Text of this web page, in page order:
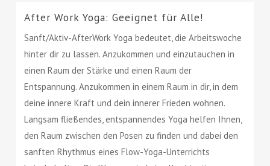
After Work Yoga: Geeignet für Alle!
Sanft/Aktiv-AfterWork Yoga bedeutet, die Arbeitswoche
hinter dir zu lassen. Anzukommen und einzutauchen in
einen Raum der Stärke und einen Raum der
Entspannung. Anzukommen in einem Raum in dir, in dem
deine innere Kraft und dein innerer Frieden wohnen.
Langsam fließendes, entspannendes Yoga helfen Ihnen,
den Raum zwischen den Posen zu finden und dabei den
sanften Rhythmus eines Flow-Yoga-Unterrichts